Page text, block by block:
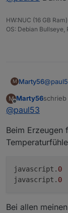
HW:NUC (16 GB Ram)
OS: Debian Bullseye,
M Marty56@
M
Offline
Marty56schrieb
zuletzt
@paul53
Beim Erzeugen
javascript. 0
javascript. 0
Bei allen